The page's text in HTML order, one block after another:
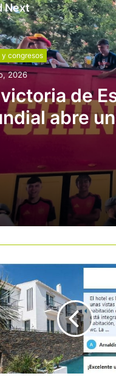
Next
y congresos
2026
de
abre
para
la